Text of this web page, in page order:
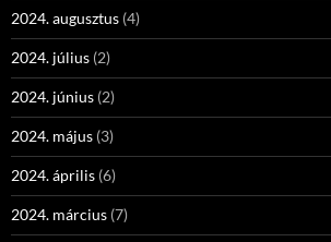
2024. augusztus (4)
2024. július (2)
2024. június (2)
2024. május (3)
2024. április (6)
2024. március (7)